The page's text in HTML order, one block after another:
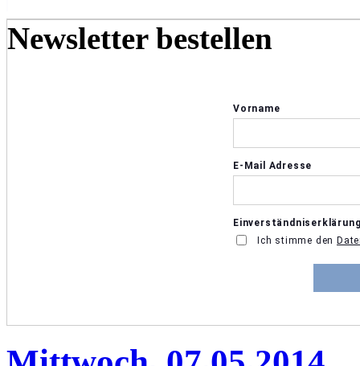
Newsletter bestellen